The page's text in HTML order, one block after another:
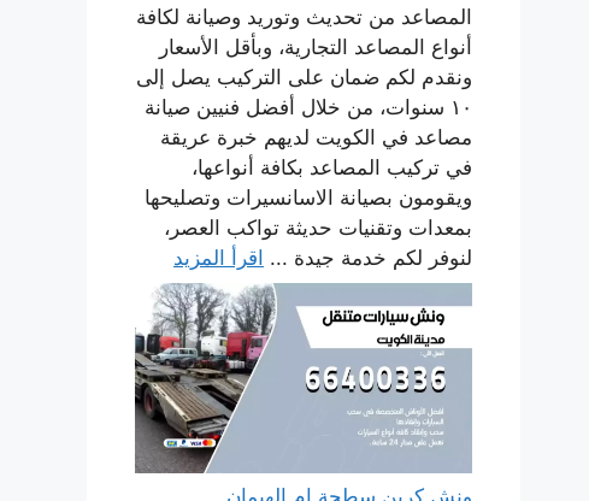
المصاعد من تحديث وتوريد وصيانة لكافة
أنواع المصاعد التجارية، وبأقل الأسعار
ونقدم لكم ضمان على التركيب يصل إلى
١٠ سنوات، من خلال أفضل فنيين صيانة
مصاعد في الكويت لديهم خبرة عريقة
في تركيب المصاعد بكافة أنواعها،
ويقومون بصيانة الاسانسيرات وتصليحها
بمعدات وتقنيات حديثة تواكب العصر،
لنوفر لكم خدمة جيدة ... اقرأ المزيد
ونش كرين سطحة ام الهيمان